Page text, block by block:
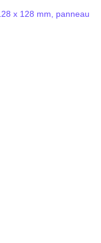
des avantages
performances, de